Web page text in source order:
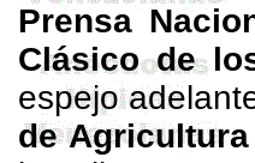
Prensa
Clásico de
espejo
de